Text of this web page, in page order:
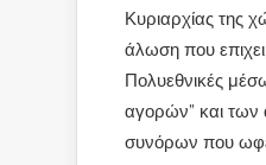
Κυριαρχίας της
άλωση που
Πολυεθνικές
αγορών” και των
συνόρων που